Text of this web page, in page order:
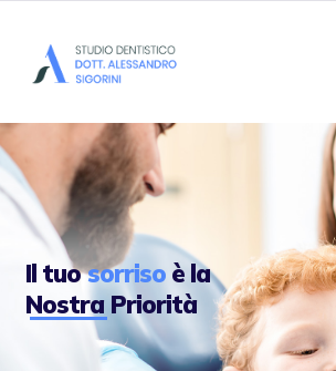
Il tuosorrisoè la
Nostra Priorità